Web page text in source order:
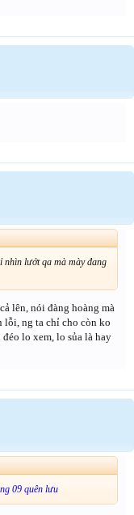
nhìn lướt qa mà mày đang
lên, nói đàng hoàng mà
lỗi, ng ta chỉ cho còn ko
lo xem, lo sủa là hay
09 quên lưu